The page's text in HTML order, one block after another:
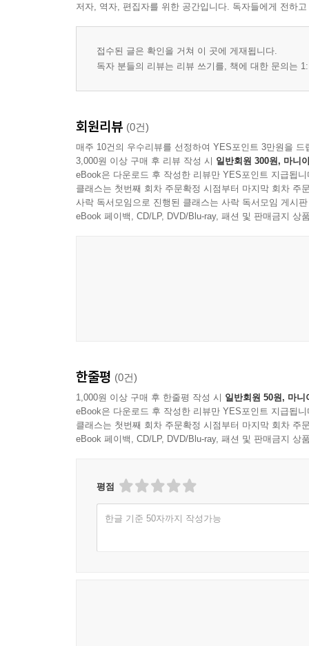
후기 • 155
저자, 역자, 편집자를 위한 공간입니다. 독자들에게 전하
접수된 글은 확인을 거쳐 이 곳에 게재됩니다.
독자 분들의 리뷰는 리뷰 쓰기를, 책에 대한 문의는
회원리뷰 (0건)
매주 10건의 우수리뷰를 선정하여 YES포인트 3만원을 드
3,000원 이상 구매 후 리뷰 작성 시 일반회원 300원, 마니
eBook은 다운로드 후 작성한 리뷰만 YES포인트 지급됩니
클래스는 첫번째 회차 주문확정 시점부터 마지막 회차 주
사락 독서모임으로 진행된 클래스는 사락 독서모임 게시
eBook 페이백, CD/LP, DVD/Blu-ray, 패션 및 판매금지 상
한줄평 (0건)
1,000원 이상 구매 후 한줄평 작성 시 일반회원 50원, 마니
eBook은 다운로드 후 작성한 리뷰만 YES포인트 지급됩니
클래스는 첫번째 회차 주문확정 시점부터 마지막 회차 주
eBook 페이백, CD/LP, DVD/Blu-ray, 패션 및 판매금지 상
평점
한글 기준 50자까지 작성가능